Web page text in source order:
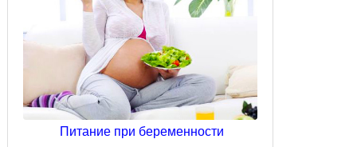
Питание при беременности